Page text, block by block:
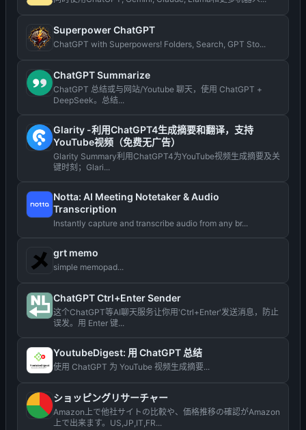
Superpower ChatGPT
ChatGPT with Superpowers! Folders, Search, GPT Sto...
ChatGPT Summarize
ChatGPT 总结或与网站/Youtube 聊天，使用 ChatGPT +
DeepSeek。总结...
Glarity -利用ChatGPT4生成摘要和翻译，支持
YouTube视频（免费无广告）
Glarity Summary利用ChatGPT4为YouTube视频生成摘要及关
键时刻；Glari...
Notta: AI Meeting Notetaker & Audio
Transcription
Instantly capture and transcribe audio from any br...
grt memo
simple memopad...
ChatGPT Ctrl+Enter Sender
这个ChatGPT等AI聊天服务让你用'Ctrl+Enter'发送消息，防止
误发。用 Enter 键...
YoutubeDigest: 用 ChatGPT 总结
使用 ChatGPT 为 YouTube 视频生成摘要...
ショッピングリサーチャー
Amazon上で他社サイトの比較や、価格推移の確認がAmazon
上で出来ます。US,JP,IT,FR...